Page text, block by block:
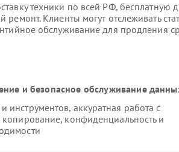
техники по всей РФ, бесплатную
Клиенты могут отслеживать
обслуживание для продления
и безопасное обслуживание
аккуратная работа с
конфиденциальность и